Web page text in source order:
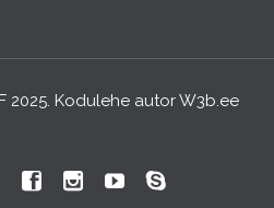
2025. Kodulehe autorW3b.ee
   